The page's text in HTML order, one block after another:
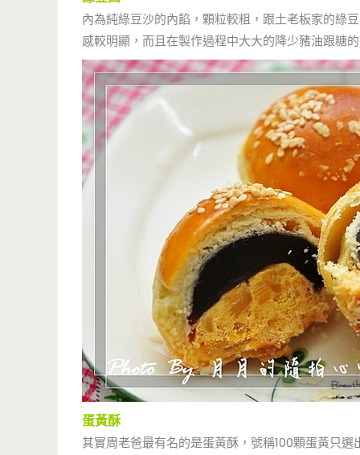
內為純綠豆沙的內餡，顆粒較粗，跟土老板家的綠
感較明顯，而且在製作過程中大大的降少豬油跟糖
蛋黃酥
其實周老爸最有名的是蛋黃酥，號稱100顆蛋黃只